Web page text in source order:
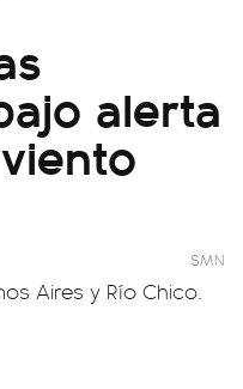
alerta
SMN
Aires y Río Chico.